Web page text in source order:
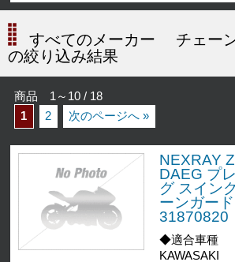
すべてのメーカー
チェー
の絞り込み結果
商品 1～10 / 18
1
2 次のページへ »
NEXRAY
DAEG プ
グ スイン
ーンガー
31870820
◆適合車種
KAWASAKI